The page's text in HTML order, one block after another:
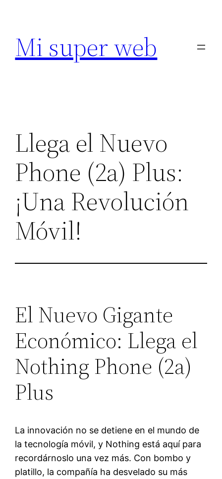
contenido
Mi super web
Llega el Nuevo
Phone (2a) Plus:
¡Una Revolución
Móvil!
El Nuevo Gigante
Económico: Llega el
Nothing Phone (2a)
Plus
La innovación no se detiene en el mundo de
la tecnología móvil, y Nothing está aquí para
recordárnoslo una vez más. Con bombo y
platillo, la compañía ha desvelado su más